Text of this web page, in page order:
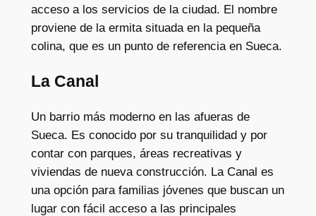
acceso a los servicios de la ciudad. El nombre
proviene de la ermita situada en la pequeña
colina, que es un punto de referencia en Sueca.
La Canal
Un barrio más moderno en las afueras de
Sueca. Es conocido por su tranquilidad y por
contar con parques, áreas recreativas y
viviendas de nueva construcción. La Canal es
una opción para familias jóvenes que buscan un
lugar con fácil acceso a las principales